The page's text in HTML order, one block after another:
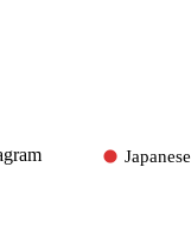
Japanese